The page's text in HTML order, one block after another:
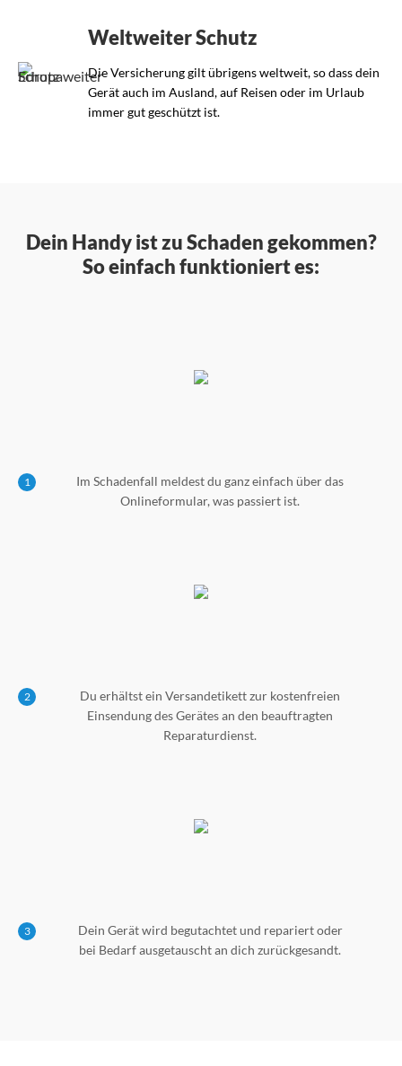
Weltweiter Schutz
Die Versicherung gilt übrigens weltweit, so dass dein
Gerät auch im Ausland, auf Reisen oder im Urlaub
immer gut geschützt ist.
Dein Handy ist zu Schaden gekommen?
So einfach funktioniert es:
1
Im Schadenfall meldest du ganz einfach über das
Onlineformular, was passiert ist.
2
Du erhältst ein Versandetikett zur kostenfreien
Einsendung des Gerätes an den beauftragten
Reparaturdienst.
3
Dein Gerät wird begutachtet und repariert oder
bei Bedarf ausgetauscht an dich zurückgesandt.